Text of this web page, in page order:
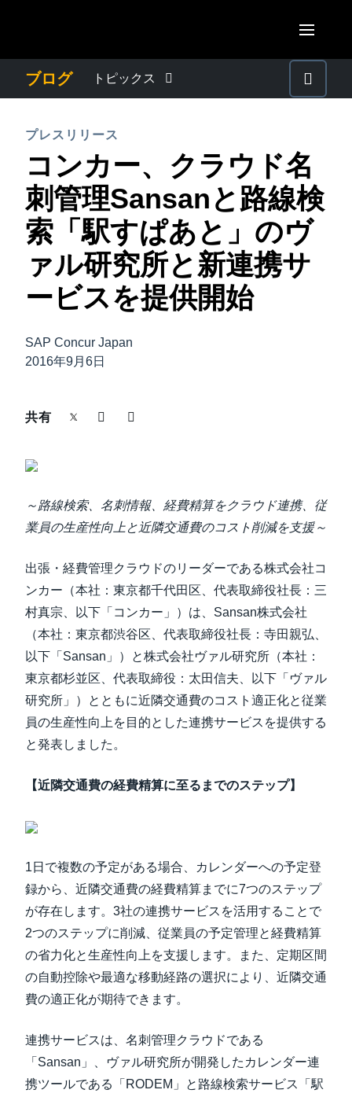
AMERICAS
Canada (Français)
México (Español)
Brasil (Português)
United Kingdom (English)
France (Français)
Deutschland (Deutsch)
Italia (Italiano)
Nederlands (English)
ASIA PACIFIC
Australia (English)
India (English)
日本（日本語)
Singapore (English)
ブログ トピックス
プレスリリース
電子帳簿保存法・インボイス制度
経理・総務の豆知識
出張・経費管理トレンド
中堅・中小企業
サステナビリティ
プレスリリース
コンカー、クラウド名
刺管理Sansanと路線検
索「駅すぱあと」のヴ
ァル研究所と新連携サ
ービスを提供開始
SAP Concur Japan
2016年9月6日
共有
～路線検索、名刺情報、経費精算をクラウド連携、従
業員の生産性向上と近隣交通費のコスト削減を支援～
出張・経費管理クラウドのリーダーである株式会社コ
ンカー（本社：東京都千代田区、代表取締役社長：三
村真宗、以下「コンカー」）は、Sansan株式会社
（本社：東京都渋谷区、代表取締役社長：寺田親弘、
以下「Sansan」）と株式会社ヴァル研究所（本社：
東京都杉並区、代表取締役：太田信夫、以下「ヴァル
研究所」）とともに近隣交通費のコスト適正化と従業
員の生産性向上を目的とした連携サービスを提供する
と発表しました。
【近隣交通費の経費精算に至るまでのステップ】
1日で複数の予定がある場合、カレンダーへの予定登
録から、近隣交通費の経費精算までに7つのステップ
が存在します。3社の連携サービスを活用することで
2つのステップに削減、従業員の予定管理と経費精算
の省力化と生産性向上を支援します。また、定期区間
の自動控除や最適な移動経路の選択により、近隣交通
費の適正化が期待できます。
連携サービスは、名刺管理クラウドである
「Sansan」、ヴァル研究所が開発したカレンダー連
携ツールである「RODEM」と路線検索サービス「駅